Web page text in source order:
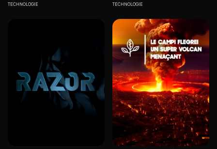
TECHNOLOGIE
TECHNOLOGIE